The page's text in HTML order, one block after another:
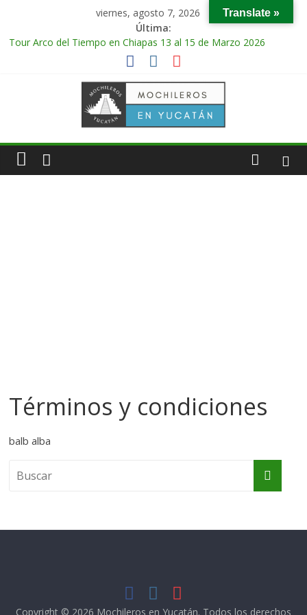
viernes, agosto 7, 2026
Última:
Tour Arco del Tiempo en Chiapas 13 al 15 de Marzo 2026
Tour Tikal Magico en Guatemala 31 de Octubre al 2 de
Tour Ruta Puuc 1 de Febrero del 2026
Excursión Volcán Chichonal en Chiapas 28 y 29 de Marzo 2026
Tour Calakmul Magico 28 de Febrero y 1 de Marzo 2026
Términos y condiciones
balb alba
Copyright © 2026 Mochileros en Yucatán. Todos los derechos
Translate »